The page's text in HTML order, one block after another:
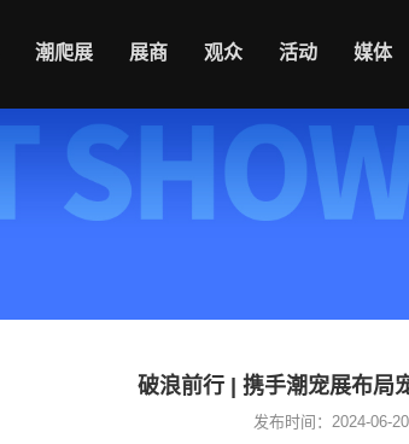
潮爬展 展商 观众 活动 媒体
破浪前行 | 携手潮宠展布局
发布时间：2024-06-